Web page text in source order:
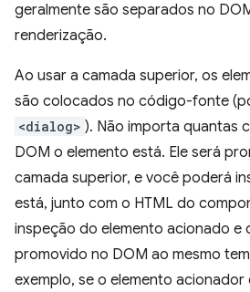
geralmente são separados no
renderização.
Ao usar a camada superior, os
são colocados no código-fonte
<dialog> ). Não importa quantas
DOM o elemento está. Ele será
camada superior, e você poderá
está, junto com o HTML do
inspeção do elemento acionado e
promovido no DOM ao mesmo
exemplo, se o elemento